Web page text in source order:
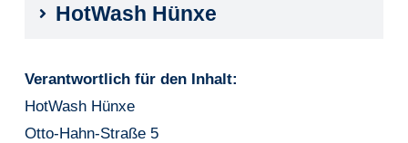
HotWash Hünxe
Verantwortlich für den Inhalt:
HotWash Hünxe
Otto-Hahn-Straße 5